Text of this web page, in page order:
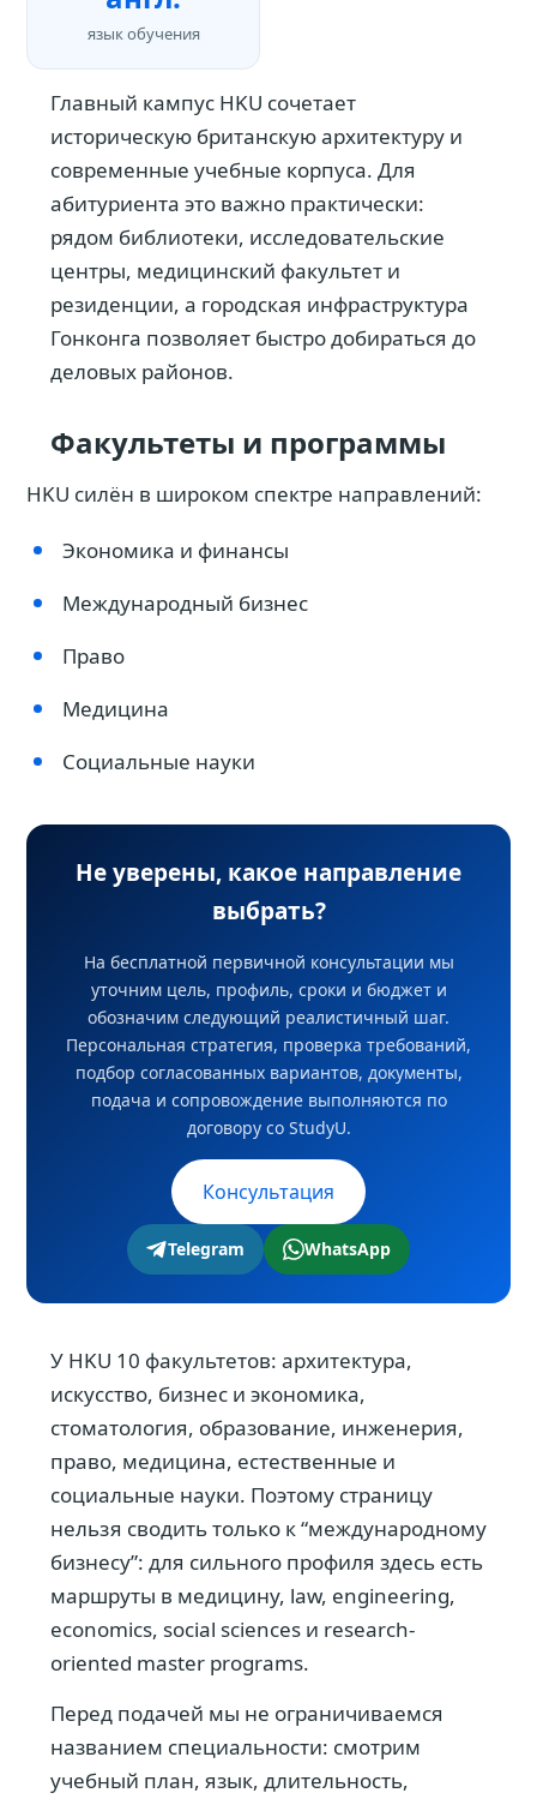
язык обучения
Главный кампус HKU сочетает
историческую британскую архитектуру и
современные учебные корпуса. Для
абитуриента это важно практически:
рядом библиотеки, исследовательские
центры, медицинский факультет и
резиденции, а городская инфраструктура
Гонконга позволяет быстро добираться до
деловых районов.
Факультеты и программы
HKU силён в широком спектре направлений:
Экономика и финансы
Международный бизнес
Право
Медицина
Социальные науки
Не уверены, какое направление
выбрать?
На бесплатной первичной консультации мы
уточним цель, профиль, сроки и бюджет и
обозначим следующий реалистичный шаг.
Персональная стратегия, проверка требований,
подбор согласованных вариантов, документы,
подача и сопровождение выполняются по
договору со StudyU.
Консультация
Telegram WhatsApp
У HKU 10 факультетов: архитектура,
искусство, бизнес и экономика,
стоматология, образование, инженерия,
право, медицина, естественные и
социальные науки. Поэтому страницу
нельзя сводить только к “международному
бизнесу”: для сильного профиля здесь есть
маршруты в медицину, law, engineering,
economics, social sciences и research-
oriented master programs.
Перед подачей мы не ограничиваемся
названием специальности: смотрим
учебный план, язык, длительность,